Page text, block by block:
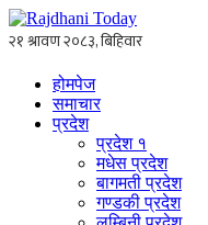
होमपेज
समाचार
प्रदेश
प्रदेश १
मधेस प्रदेश
बागमती प्रदेश
गण्डकी प्रदेश